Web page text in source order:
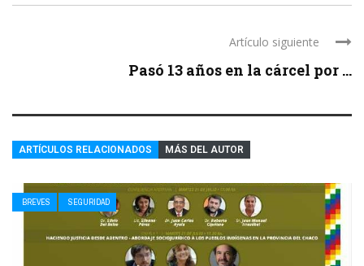
Artículo siguiente
Pasó 13 años en la cárcel por ...
ARTÍCULOS RELACIONADOS MÁS DEL AUTOR
BREVES SEGURIDAD